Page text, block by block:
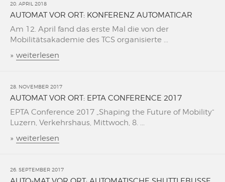
20. APRIL 2018
AUTOMAT VOR ORT: KONFERENZ AUTOMATICAR
Am 12. April fand das erste Mal die von der
Mobilitätsakademie des TCS organisierte ...
» weiterlesen
28. NOVEMBER 2017
AUTOMAT VOR ORT: EPTA CONFERENCE 2017
EPTA Conference 2017 „Shaping the Future of Mobility“
Luzern, Verkehrshaus, Mittwoch, 8. ...
» weiterlesen
26. SEPTEMBER 2017